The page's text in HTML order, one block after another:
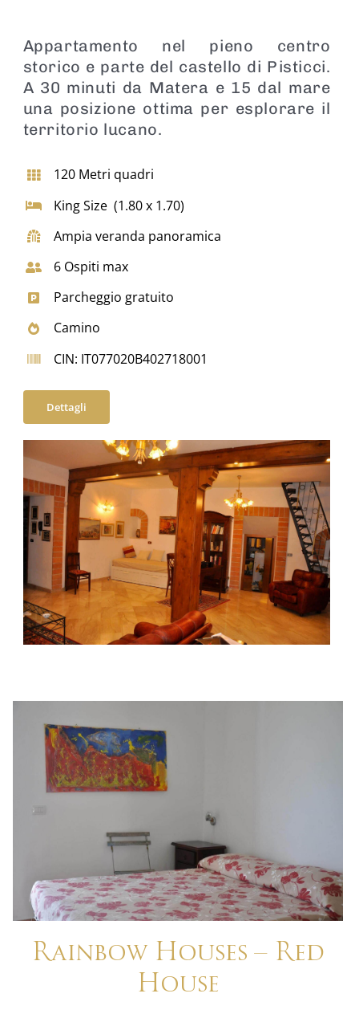
Appartamento nel pieno centro
storico e parte del castello di Pisticci.
A 30 minuti da Matera e 15 dal mare
una posizione ottima per esplorare il
territorio lucano.
120 Metri quadri
King Size (1.80 x 1.70)
Ampia veranda panoramica
6 Ospiti max
Parcheggio gratuito
Camino
CIN: IT077020B402718001
Dettagli
Rainbow Houses – Red
House